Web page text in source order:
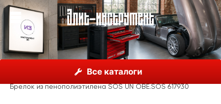
Все каталоги
Unior, Словения
Рекламные материалы
Сувенирная продукция
Брелок из пенополиэтилена SOS UN OBE.SOS 617930